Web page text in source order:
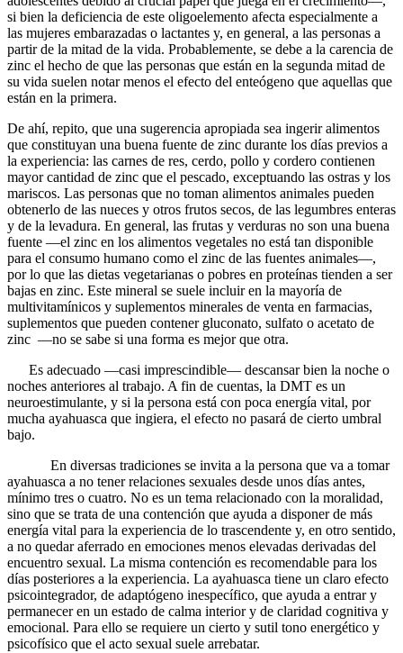
si bien la deficiencia de este oligoelemento afecta especialmente a
las mujeres embarazadas o lactantes y, en general, a las personas a
partir de la mitad de la vida. Probablemente, se debe a la carencia de
zinc el hecho de que las personas que están en la segunda mitad de
su vida suelen notar menos el efecto del enteógeno que aquellas que
están en la primera.
De ahí, repito, que una sugerencia apropiada sea ingerir alimentos
que constituyan una buena fuente de zinc durante los días previos a
la experiencia: las carnes de res, cerdo, pollo y cordero contienen
mayor cantidad de zinc que el pescado, exceptuando las ostras y los
mariscos. Las personas que no toman alimentos animales pueden
obtenerlo de las nueces y otros frutos secos, de las legumbres enteras
y de la levadura. En general, las frutas y verduras no son una buena
fuente —el zinc en los alimentos vegetales no está tan disponible
para el consumo humano como el zinc de las fuentes animales—,
por lo que las dietas vegetarianas o pobres en proteínas tienden a ser
bajas en zinc. Este mineral se suele incluir en la mayoría de
multivitamínicos y suplementos minerales de venta en farmacias,
suplementos que pueden contener gluconato, sulfato o acetato de
zinc —no se sabe si una forma es mejor que otra.
Es adecuado —casi imprescindible— descansar bien la noche o
noches anteriores al trabajo. A fin de cuentas, la DMT es un
neuroestimulante, y si la persona está con poca energía vital, por
mucha ayahuasca que ingiera, el efecto no pasará de cierto umbral
bajo.
En diversas tradiciones se invita a la persona que va a tomar
ayahuasca a no tener relaciones sexuales desde unos días antes,
mínimo tres o cuatro. No es un tema relacionado con la moralidad,
sino que se trata de una contención que ayuda a disponer de más
energía vital para la experiencia de lo trascendente y, en otro sentido,
a no quedar aferrado en emociones menos elevadas derivadas del
encuentro sexual. La misma contención es recomendable para los
días posteriores a la experiencia. La ayahuasca tiene un claro efecto
psicointegrador, de adaptógeno inespecífico, que ayuda a entrar y
permanecer en un estado de calma interior y de claridad cognitiva y
emocional. Para ello se requiere un cierto y sutil tono energético y
psicofísico que el acto sexual suele arrebatar.